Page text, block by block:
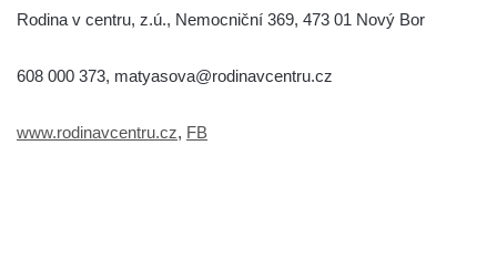
Rodina v centru, z.ú., Nemocniční 369, 473 01 Nový Bor
608 000 373, matyasova@rodinavcentru.cz
www.rodinavcentru.cz, FB